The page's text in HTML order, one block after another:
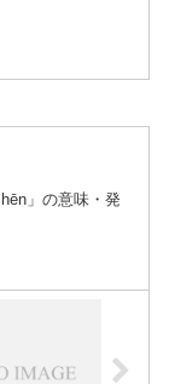
」の意味・発